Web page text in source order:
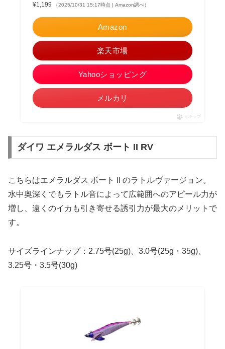
¥1,199
（2025/10/31 15:17時点 | Amazon調べ）
Amazon
楽天市場
Yahooショッピング
メルカリ
ポチップ
ダイワ エメラルダス ボート II RV
こちらはエメラルダス ボート II のラトルヴァージョン。
水中奥深くでもラトル音によって広範囲へのアピール力が
増し、遠くのイカも引き寄せる誘引力が最大のメリットで
す。
サイズラインナップ：2.75号(25g)、3.0号(25g・35g)、
3.25号・3.5号(30g)